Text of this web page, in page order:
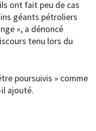
ont fait peu de cas
géants pétroliers
», a dénoncé
tenu lors du
poursuivis » comme
ajouté.